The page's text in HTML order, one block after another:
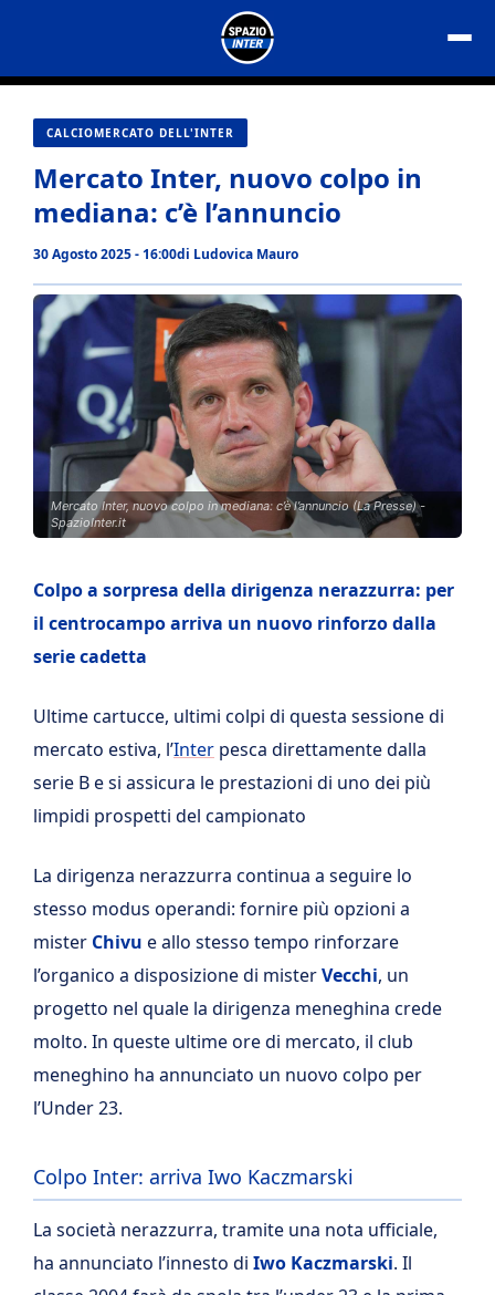
contenuto
CALCIOMERCATO DELL'INTER
Mercato Inter, nuovo colpo in
mediana: c’è l’annuncio
30 Agosto 2025 - 16:00di Ludovica Mauro
Mercato Inter, nuovo colpo in mediana: c’è l’annuncio (La Presse) -
SpazioInter.it
Colpo a sorpresa della dirigenza nerazzurra: per
il centrocampo arriva un nuovo rinforzo dalla
serie cadetta
Ultime cartucce, ultimi colpi di questa sessione di
mercato estiva, l’Inter pesca direttamente dalla
serie B e si assicura le prestazioni di uno dei più
limpidi prospetti del campionato
La dirigenza nerazzurra continua a seguire lo
stesso modus operandi: fornire più opzioni a
mister Chivu e allo stesso tempo rinforzare
l’organico a disposizione di misterVecchi, un
progetto nel quale la dirigenza meneghina crede
molto. In queste ultime ore di mercato, il club
meneghino ha annunciato un nuovo colpo per
l’Under 23.
Colpo Inter: arriva Iwo Kaczmarski
La società nerazzurra, tramite una nota ufficiale,
ha annunciato l’innesto di Iwo Kaczmarski. Il